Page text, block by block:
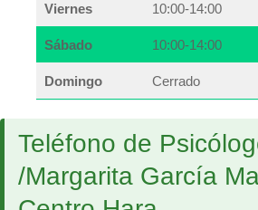
Viernes 10:00-14:00
Sábado 10:00-14:00
Domingo Cerrado
Teléfono de
/Margarita García